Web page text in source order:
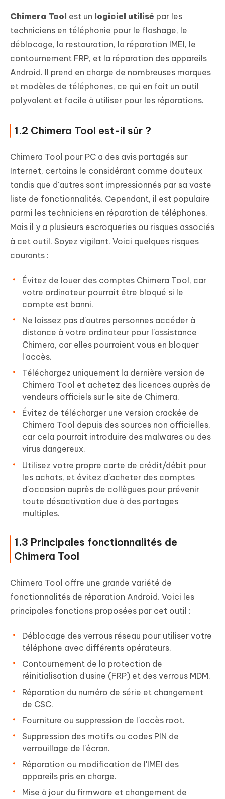
Chimera Tool est un logiciel utilisé par les
techniciens en téléphonie pour le flashage, le
déblocage, la restauration, la réparation IMEI, le
contournement FRP, et la réparation des appareils
Android. Il prend en charge de nombreuses marques
et modèles de téléphones, ce qui en fait un outil
polyvalent et facile à utiliser pour les réparations.
1.2 Chimera Tool est-il sûr ?
Chimera Tool pour PC a des avis partagés sur
Internet, certains le considérant comme douteux
tandis que d'autres sont impressionnés par sa vaste
liste de fonctionnalités. Cependant, il est populaire
parmi les techniciens en réparation de téléphones.
Mais il y a plusieurs escroqueries ou risques associés
à cet outil. Soyez vigilant. Voici quelques risques
courants :
Évitez de louer des comptes Chimera Tool, car
votre ordinateur pourrait être bloqué si le
compte est banni.
Ne laissez pas d'autres personnes accéder à
distance à votre ordinateur pour l'assistance
Chimera, car elles pourraient vous en bloquer
l'accès.
Téléchargez uniquement la dernière version de
Chimera Tool et achetez des licences auprès de
vendeurs officiels sur le site de Chimera.
Évitez de télécharger une version crackée de
Chimera Tool depuis des sources non officielles,
car cela pourrait introduire des malwares ou des
virus dangereux.
Utilisez votre propre carte de crédit/débit pour
les achats, et évitez d'acheter des comptes
d'occasion auprès de collègues pour prévenir
toute désactivation due à des partages
multiples.
1.3 Principales fonctionnalités de
Chimera Tool
Chimera Tool offre une grande variété de
fonctionnalités de réparation Android. Voici les
principales fonctions proposées par cet outil :
Déblocage des verrous réseau pour utiliser votre
téléphone avec différents opérateurs.
Contournement de la protection de
réinitialisation d'usine (FRP) et des verrous MDM.
Réparation du numéro de série et changement
de CSC.
Fourniture ou suppression de l'accès root.
Suppression des motifs ou codes PIN de
verrouillage de l'écran.
Réparation ou modification de l'IMEI des
appareils pris en charge.
Mise à jour du firmware et changement de